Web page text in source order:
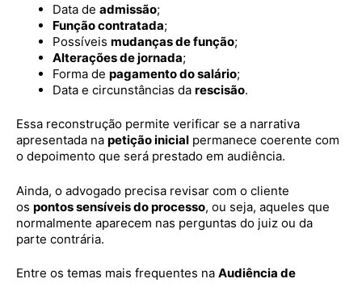
Data de admissão;
Função contratada;
Possíveis mudanças de função;
Alterações de jornada;
Forma de pagamento do salário;
Data e circunstâncias da rescisão.
Essa reconstrução permite verificar se a narrativa
apresentada na petição inicial permanece coerente com
o depoimento que será prestado em audiência.
Ainda, o advogado precisa revisar com o cliente
os pontos sensíveis do processo, ou seja, aqueles que
normalmente aparecem nas perguntas do juiz ou da
parte contrária.
Entre os temas mais frequentes na Audiência de